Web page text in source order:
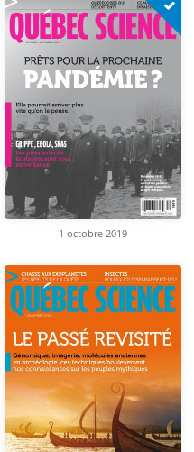
1 octobre 2019